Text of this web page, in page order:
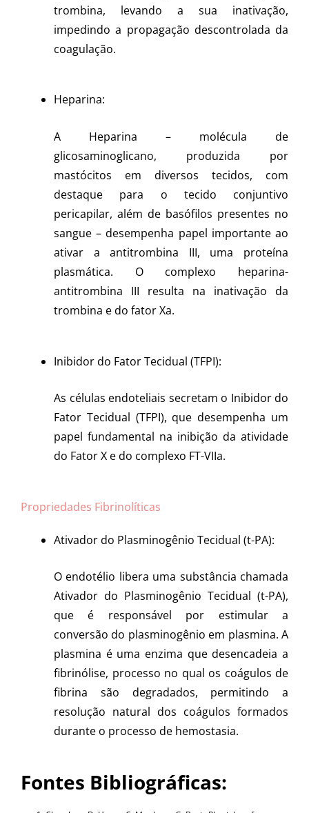
trombina, levando a sua inativação,
impedindo a propagação descontrolada da
coagulação.
Heparina:
A Heparina – molécula de
glicosaminoglicano, produzida por
mastócitos em diversos tecidos, com
destaque para o tecido conjuntivo
pericapilar, além de basófilos presentes no
sangue – desempenha papel importante ao
ativar a antitrombina III, uma proteína
plasmática. O complexo heparina-
antitrombina III resulta na inativação da
trombina e do fator Xa.
Inibidor do Fator Tecidual (TFPI):
As células endoteliais secretam o Inibidor do
Fator Tecidual (TFPI), que desempenha um
papel fundamental na inibição da atividade
do Fator X e do complexo FT-VIIa.
Propriedades Fibrinolíticas
Ativador do Plasminogênio Tecidual (t-PA):
O endotélio libera uma substância chamada
Ativador do Plasminogênio Tecidual (t-PA),
que é responsável por estimular a
conversão do plasminogênio em plasmina. A
plasmina é uma enzima que desencadeia a
fibrinólise, processo no qual os coágulos de
fibrina são degradados, permitindo a
resolução natural dos coágulos formados
durante o processo de hemostasia.
Fontes Bibliográficas: